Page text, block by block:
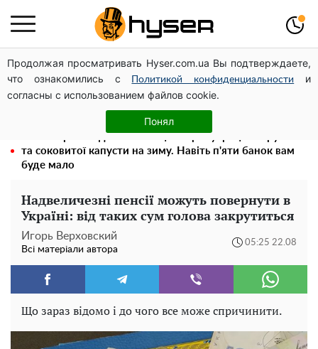
Продолжая просматривать Hyser.com.ua Вы подтверждаете,
что ознакомились с
Политикой конфиденциальности
и
согласны с использованием файлов cookie.
Понял
Гола Олена Тополя у цікавих позах змусила відвисати
щелепи: злив відео – було лише початком
Як учасник бойових дій може оформити пільгу на
оплату комунальних послуг: інструкція
та соковитої капусти на зиму. Навіть п'яти банок вам
буде мало
Надвеличезні пенсії можуть повернути в
Україні: від таких сум голова закрутиться
Игорь Верховский
Всі матеріали автора
05:25 22.08
Що зараз відомо і до чого все може спричинити.